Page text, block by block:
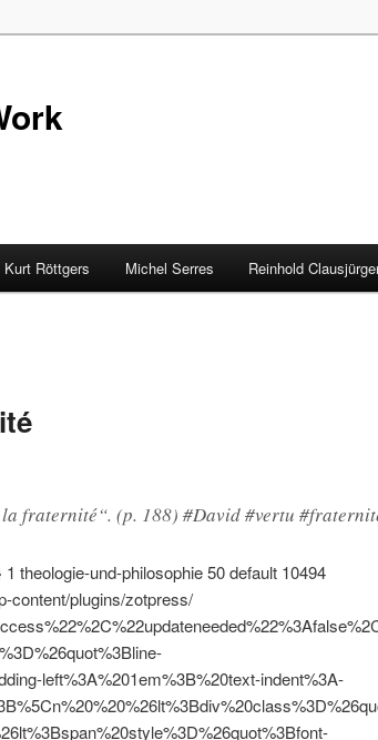
Kurt Röttgers Michel Serres Reinhold
fraternité“. (p. 188) #David #vertu
1 theologie-und-philosophie50default 10494
content/plugins/zotpress/
left%3A%201em%3B%20text-indent%3A-